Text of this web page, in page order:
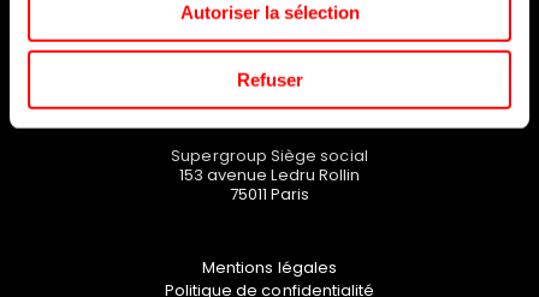
Autoriser la sélection
Refuser
Supergroup Siège social
153 avenue Ledru Rollin
75011 Paris
Mentions légales
Politique de confidentialité